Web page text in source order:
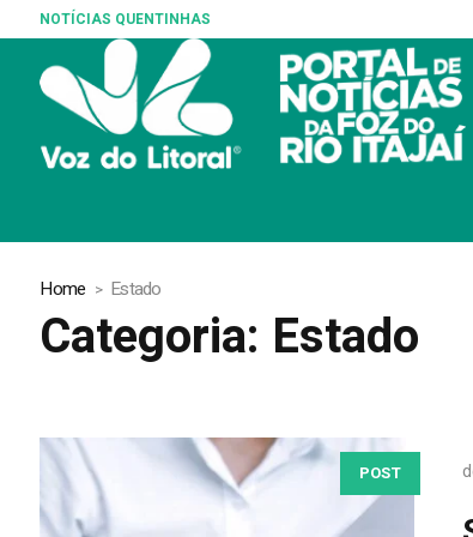
NOTÍCIAS QUENTINHAS Chapa
Home Estado
Categoria: Estado
POST